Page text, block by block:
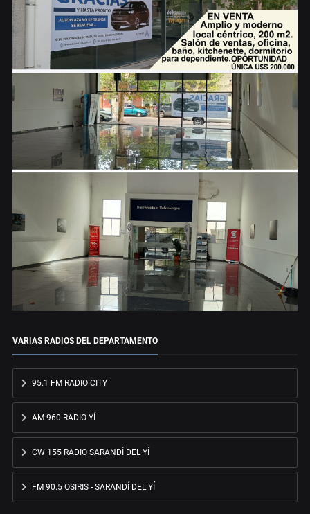
VARIAS RADIOS DEL DEPARTAMENTO
95.1 FM RADIO CITY
AM 960 RADIO YÍ
CW 155 RADIO SARANDÍ DEL YÍ
FM 90.5 OSIRIS - SARANDÍ DEL YÍ